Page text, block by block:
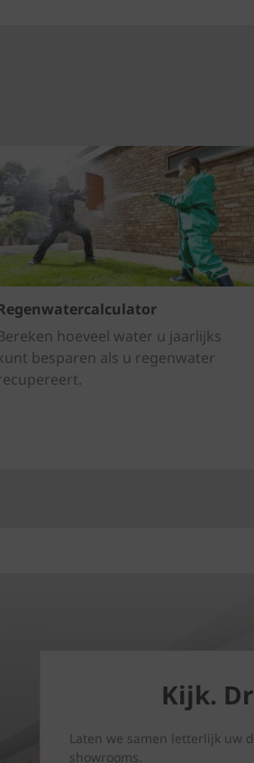
hoeveel water u jaarlijks
besparen als u regenwater
Kijk.
Laten we samen letterlijk uw
showrooms.